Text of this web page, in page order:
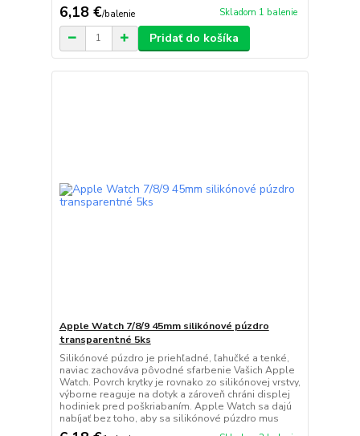
6,18 €/balenie Skladom 1 balenie
Pridať do košíka
Apple Watch 7/8/9 45mm silikónové púzdro
transparentné 5ks
Silikónové púzdro je priehľadné, ľahučké a tenké,
naviac zachováva pôvodné sfarbenie Vašich Apple
Watch. Povrch krytky je rovnako zo silikónovej vrstvy,
výborne reaguje na dotyk a zároveň chráni displej
hodiniek pred poškriabaním. Apple Watch sa dajú
nabíjať bez toho, aby sa silikónové púzdro mus